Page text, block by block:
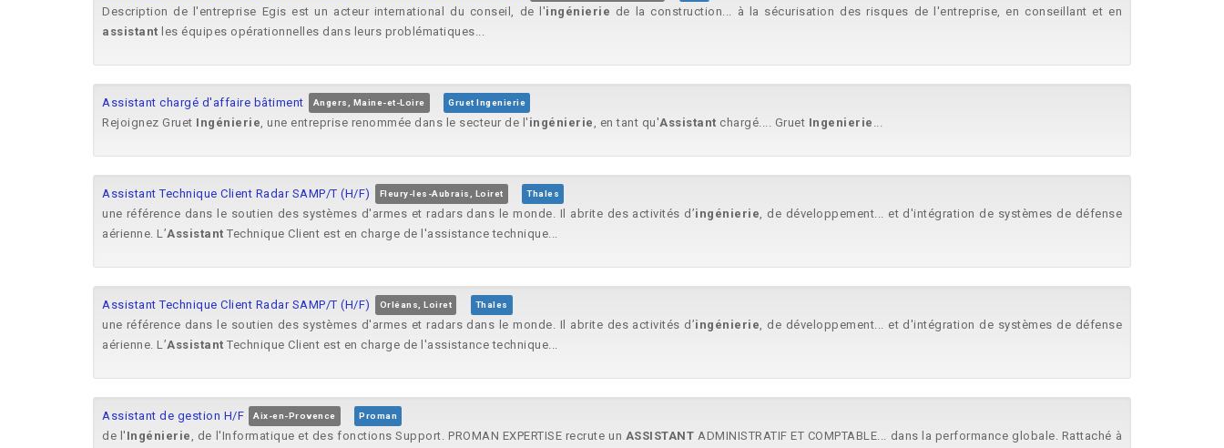
Description de l'entreprise Egis est un acteur international du conseil, de l'ingénierie de la construction... à la sécurisation des risques de l'entreprise, en conseillant et en
assistant les équipes opérationnelles dans leurs problématiques...
Assistant chargé d'affaire bâtiment Angers, Maine-et-Loire Gruet Ingenierie
Rejoignez Gruet Ingénierie, une entreprise renommée dans le secteur de l' ingénierie, en tant qu'Assistant chargé.... Gruet Ingenierie ...
Assistant Technique Client Radar SAMP/T (H/F) Fleury-les-Aubrais, Loiret Thales
une référence dans le soutien des systèmes d'armes et radars dans le monde. Il abrite des activités d’ingénierie, de développement... et d'intégration de systèmes de défense
aérienne. L’Assistant Technique Client est en charge de l'assistance technique...
Assistant Technique Client Radar SAMP/T (H/F) Orléans, Loiret Thales
une référence dans le soutien des systèmes d'armes et radars dans le monde. Il abrite des activités d’ingénierie, de développement... et d'intégration de systèmes de défense
aérienne. L’Assistant Technique Client est en charge de l'assistance technique...
Assistant de gestion H/F Aix-en-Provence Proman
de l' Ingénierie , de l'Informatique et des fonctions Support. PROMAN EXPERTISE recrute un ASSISTANT ADMINISTRATIF ET COMPTABLE... dans la performance globale. Rattaché à